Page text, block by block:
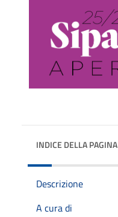
INDICE DELLA PAGINA
Descrizione
A cura di